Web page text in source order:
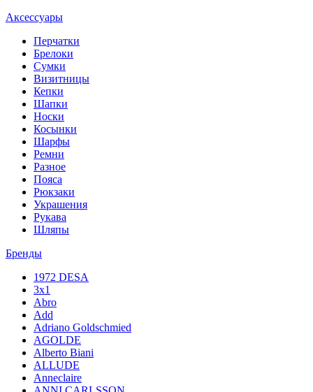
Аксессуары
Перчатки
Брелоки
Сумки
Визитницы
Кепки
Шапки
Носки
Косынки
Шарфы
Ремни
Разное
Пояса
Рюкзаки
Украшения
Рукава
Шляпы
Бренды
1972 DESA
3x1
Abro
Add
Adriano Goldschmied
AGOLDE
Alberto Biani
ALLUDE
Anneclaire